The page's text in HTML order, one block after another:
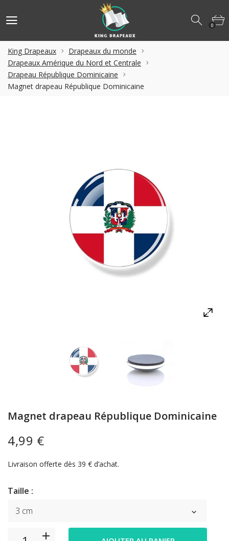
0
King Drapeaux
Drapeaux du monde
Drapeaux Amérique du Nord et Centrale
Drapeau République Dominicaine
Magnet drapeau République Dominicaine
4,99 €
Magnet drapeau République Dominicaine
Livraison offerte dès 39 € d’achat.
Taille :